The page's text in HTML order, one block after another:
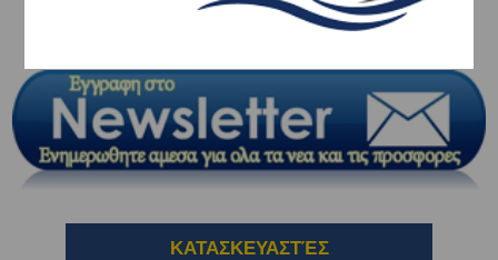
ΚΑΤΗΓΟΡΊΕΣ
ΚΑΤΑΣΚΕΥΑΣΤΈΣ